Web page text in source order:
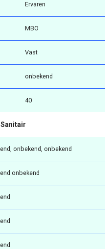
Ervaren
MBO
Vast
onbekend
40
onbekend, onbekend
onbekend